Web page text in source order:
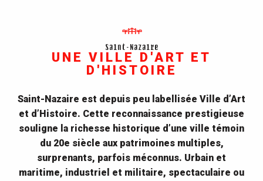
Saint-Nazaire
UNE VILLE D'ART ET
D'HISTOIRE
Saint-Nazaire est depuis peu labellisée Ville d’Art
et d’Histoire. Cette reconnaissance prestigieuse
souligne la richesse historique d’une ville témoin
du 20e siècle aux patrimoines multiples,
surprenants, parfois méconnus. Urbain et
maritime, industriel et militaire, spectaculaire ou